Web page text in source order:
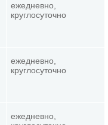
ежедневно,
круглосуточно
ежедневно,
круглосуточно
ежедневно,